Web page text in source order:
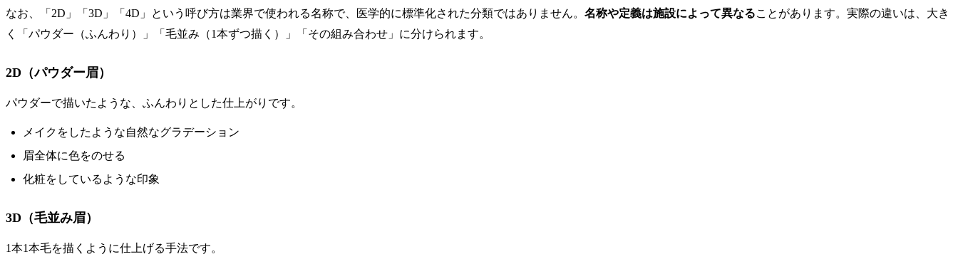
なお、「2D」「3D」「4D」という呼び方は業界で使われる名称で、医学的に標準化された分類ではありません。 名称や定義は施設によって異なることがあります。実際の違いは、大き
く「パウダー（ふんわり）」「毛並み（1本ずつ描く）」「その組み合わせ」に分けられます。
2D（パウダー眉）
パウダーで描いたような、ふんわりとした仕上がりです。
メイクをしたような自然なグラデーション
眉全体に色をのせる
化粧をしているような印象
3D（毛並み眉）
1本1本毛を描くように仕上げる手法です。